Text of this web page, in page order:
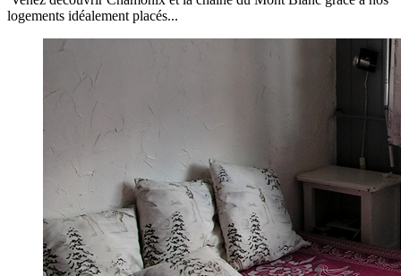
logements idéalement placés...